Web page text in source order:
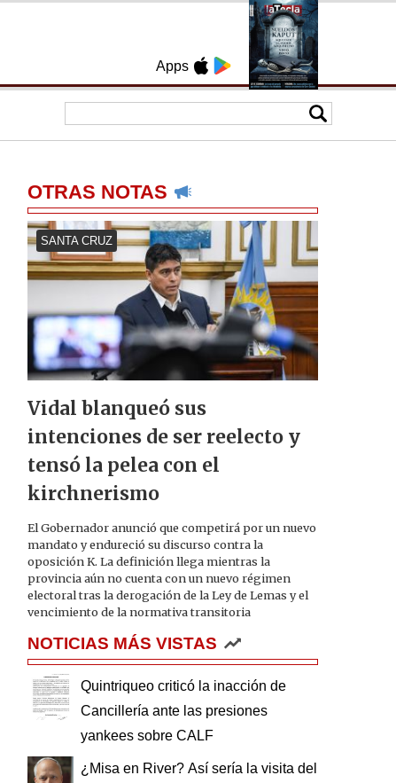
Apps
OTRAS NOTAS
SANTA CRUZ
Vidal blanqueó sus
intenciones de ser reelecto y
tensó la pelea con el
kirchnerismo
El Gobernador anunció que competirá por un nuevo
mandato y endureció su discurso contra la
oposición K. La definición llega mientras la
provincia aún no cuenta con un nuevo régimen
electoral tras la derogación de la Ley de Lemas y el
vencimiento de la normativa transitoria
NOTICIAS MÁS VISTAS
Quintriqueo criticó la inacción de
Cancillería ante las presiones
yankees sobre CALF
¿Misa en River? Así sería la visita del